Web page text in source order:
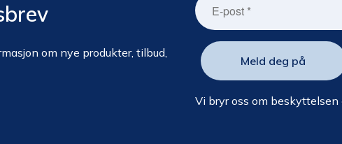
om nye produkter, tilbud,
Vi bryr oss om